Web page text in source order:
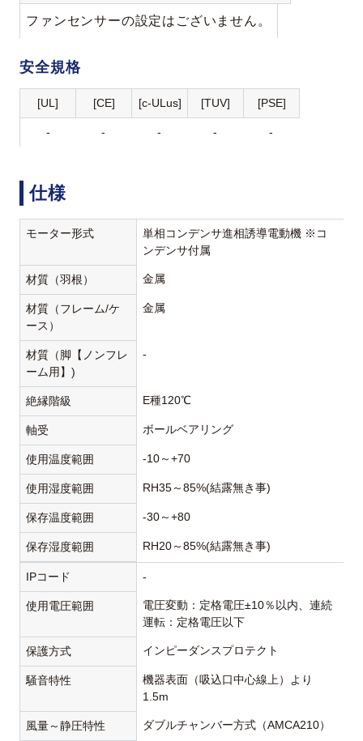
ファンセンサーの設定はございません。
安全規格
[UL] [CE] [c-ULus] [TUV] [PSE]
- - - - -
仕様
モーター形式
単相コンデンサ進相誘導電動機 ※コ
ンデンサ付属
材質（羽根） 金属
材質（フレーム/ケ
ース）
金属
材質（脚【ノンフレ
ーム用】)
-
絶縁階級 E種120℃
軸受 ボールベアリング
使用温度範囲 -10～+70
使用湿度範囲 RH35～85%(結露無き事)
保存温度範囲 -30～+80
保存湿度範囲 RH20～85%(結露無き事)
IPコード -
使用電圧範囲
電圧変動：定格電圧±10％以内、連続
運転：定格電圧以下
保護方式 インピーダンスプロテクト
騒音特性
機器表面（吸込口中心線上）より
1.5m
風量～静圧特性 ダブルチャンバー方式（AMCA210）